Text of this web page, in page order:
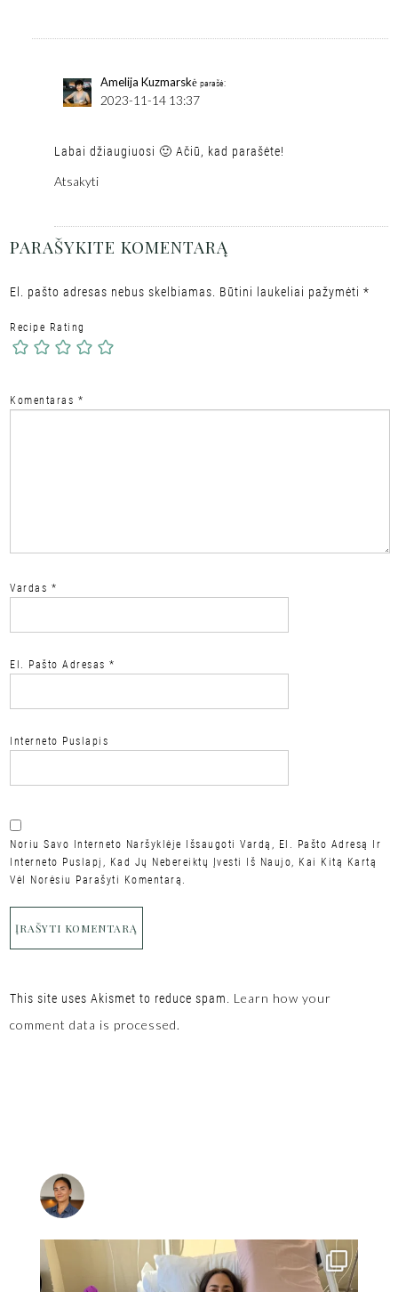
Amelija Kuzmarskė parašė:
2023-11-14 13:37
Labai džiaugiuosi 🙂 Ačiū, kad parašėte!
Atsakyti
PARAŠYKITE KOMENTARĄ
El. pašto adresas nebus skelbiamas. Būtini laukeliai pažymėti*
Recipe Rating
Komentaras *
Vardas *
El. Pašto Adresas*
Interneto Puslapis
Noriu Savo Interneto Naršyklėje Išsaugoti Vardą, El. Pašto Adresą Ir
Interneto Puslapį, Kad Jų Nebereiktų Įvesti Iš Naujo, Kai Kitą Kartą
Vėl Norėsiu Parašyti Komentarą.
This site uses Akismet to reduce spam. Learn how your
comment data is processed.